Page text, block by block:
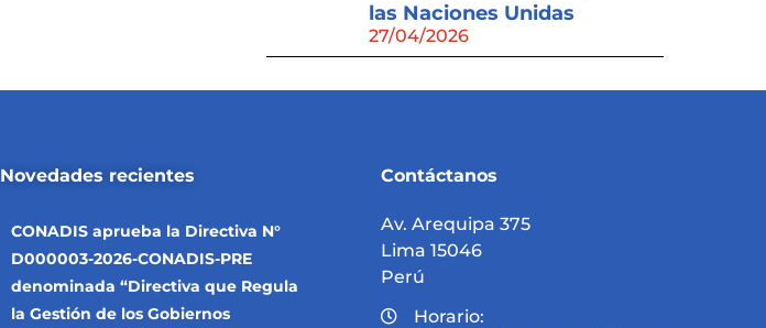
las Naciones Unidas
27/04/2026
Novedades recientes
CONADIS aprueba la Directiva N°
D000003-2026-CONADIS-PRE
denominada “Directiva que Regula
la Gestión de los Gobiernos
Contáctanos
Av. Arequipa 375
Lima 15046
Perú
Horario: